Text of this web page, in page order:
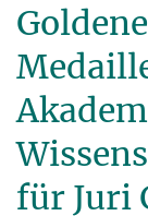
für Juri